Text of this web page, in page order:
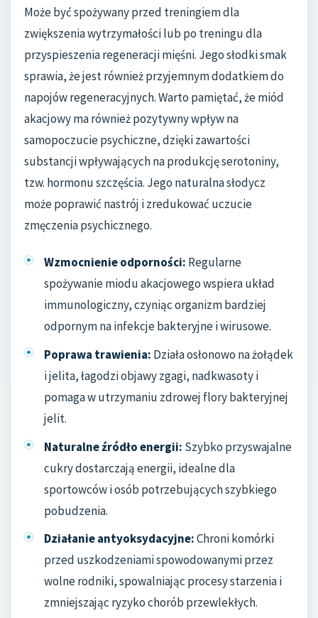
Może być spożywany przed treningiem dla
zwiększenia wytrzymałości lub po treningu dla
przyspieszenia regeneracji mięśni. Jego słodki smak
sprawia, że jest również przyjemnym dodatkiem do
napojów regeneracyjnych. Warto pamiętać, że miód
akacjowy ma również pozytywny wpływ na
samopoczucie psychiczne, dzięki zawartości
substancji wpływających na produkcję serotoniny,
tzw. hormonu szczęścia. Jego naturalna słodycz
może poprawić nastrój i zredukować uczucie
zmęczenia psychicznego.
Wzmocnienie odporności: Regularne
spożywanie miodu akacjowego wspiera układ
immunologiczny, czyniąc organizm bardziej
odpornym na infekcje bakteryjne i wirusowe.
Poprawa trawienia: Działa osłonowo na żołądek
i jelita, łagodzi objawy zgagi, nadkwasoty i
pomaga w utrzymaniu zdrowej flory bakteryjnej
jelit.
Naturalne źródło energii: Szybko przyswajalne
cukry dostarczają energii, idealne dla
sportowców i osób potrzebujących szybkiego
pobudzenia.
Działanie antyoksydacyjne:Chroni komórki
przed uszkodzeniami spowodowanymi przez
wolne rodniki, spowalniając procesy starzenia i
zmniejszając ryzyko chorób przewlekłych.